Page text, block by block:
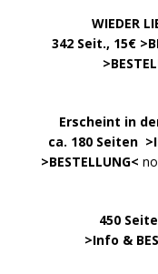
WIEDER
342 Seit., 15€ >
>
Erscheint in
ca. 180 Seiten >
>BESTELLUNG<
450 Seiten,
>Info &